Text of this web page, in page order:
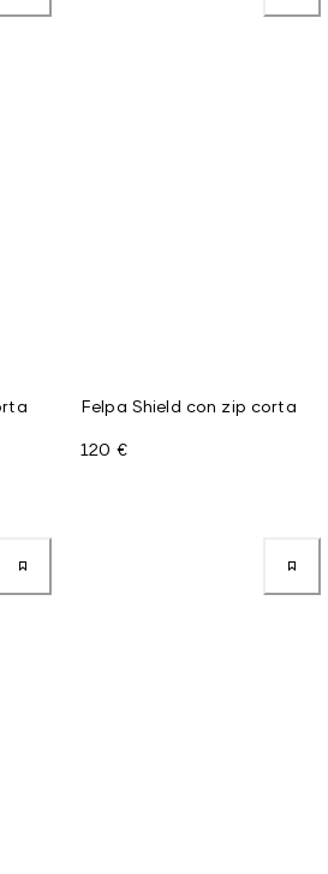
Felpa Shield con zip corta
120 €